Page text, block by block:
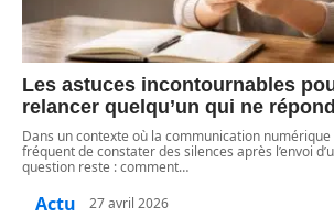
Les astuces incontournables
relancer quelqu’un qui ne
Dans un contexte où la communication
fréquent de constater des silences après l’envoi
question reste : comment…
Actu 27 avril 2026